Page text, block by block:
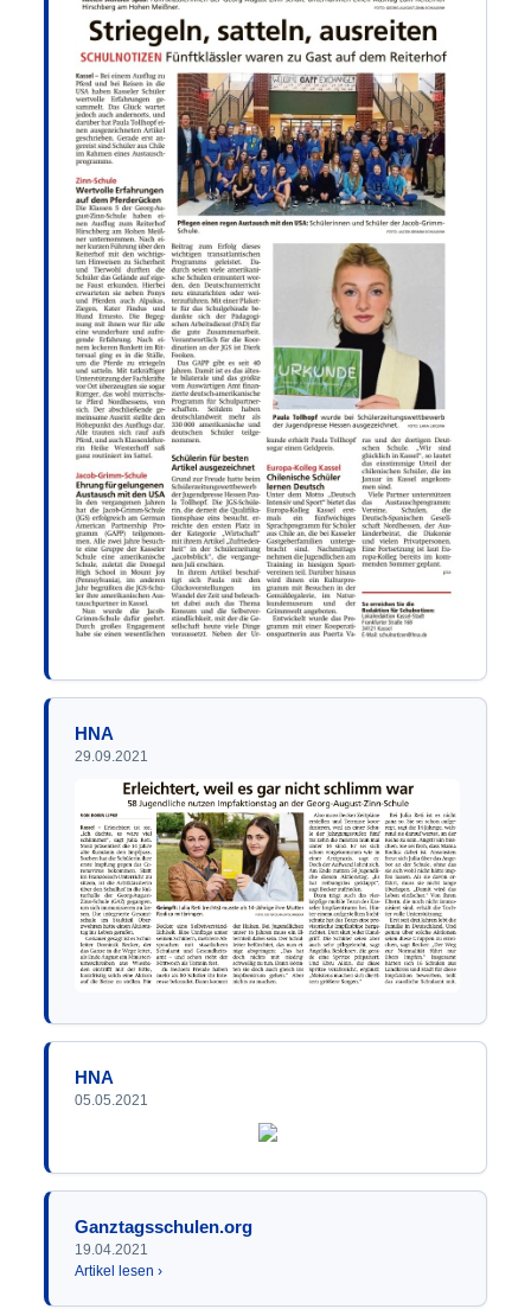
HNA
29.09.2021
HNA
05.05.2021
Ganztagsschulen.org
19.04.2021
Artikel lesen ›